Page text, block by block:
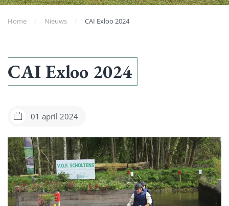
Home Nieuws CAI Exloo 2024
CAI Exloo 2024
01 april 2024